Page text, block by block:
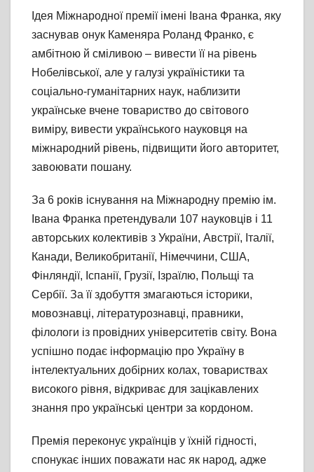
Ідея Міжнародної премії імені Івана Франка, яку
заснував онук Каменяра Роланд Франко, є
амбітною й сміливою – вивести її на рівень
Нобелівської, але у галузі україністики та
соціально-гуманітарних наук, наблизити
українське вчене товариство до світового
виміру, вивести українського науковця на
міжнародний рівень, підвищити його авторитет,
завоювати пошану.
За 6 років існування на Міжнародну премію ім.
Івана Франка претендували 107 науковців і 11
авторських колективів з України, Австрії, Італії,
Канади, Великобританії, Німеччини, США,
Фінляндії, Іспанії, Грузії, Ізраїлю, Польщі та
Сербії. За її здобуття змагаються історики,
мовознавці, літературознавці, правники,
філологи із провідних університетів світу. Вона
успішно подає інформацію про Україну в
інтелектуальних добірних колах, товариствах
високого рівня, відкриває для зацікавлених
знання про українські центри за кордоном.
Премія переконує українців у їхній гідності,
спонукає інших поважати нас як народ, адже